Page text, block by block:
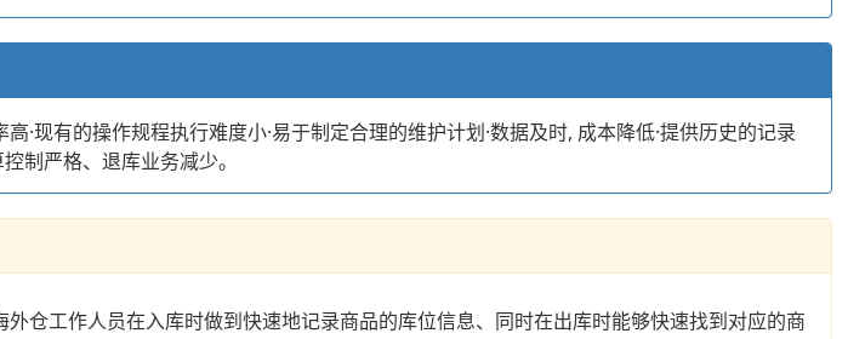
·现有的操作规程执行难度小·易于制定合理的维护计划·数据及时, 成本降低·提供历史的记录
制严格、退库业务减少。
仓工作人员在入库时做到快速地记录商品的库位信息、同时在出库时能够快速找到对应的商